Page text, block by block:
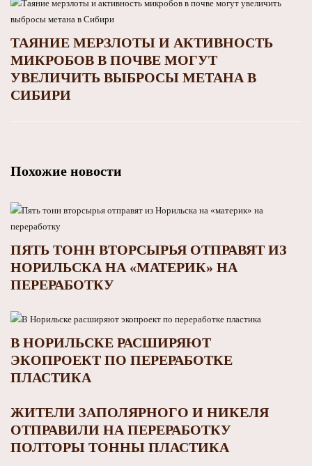
ТАЯНИЕ МЕРЗЛОТЫ И АКТИВНОСТЬ
МИКРОБОВ В ПОЧВЕ МОГУТ
УВЕЛИЧИТЬ ВЫБРОСЫ МЕТАНА В
СИБИРИ
Похожие новости
ПЯТЬ ТОНН ВТОРСЫРЬЯ ОТПРАВЯТ ИЗ
НОРИЛЬСКА НА «МАТЕРИК» НА
ПЕРЕРАБОТКУ
В НОРИЛЬСКЕ РАСШИРЯЮТ
ЭКОПРОЕКТ ПО ПЕРЕРАБОТКЕ
ПЛАСТИКА
ЖИТЕЛИ ЗАПОЛЯРНОГО И НИКЕЛЯ
ОТПРАВИЛИ НА ПЕРЕРАБОТКУ
ПОЛТОРЫ ТОННЫ ПЛАСТИКА